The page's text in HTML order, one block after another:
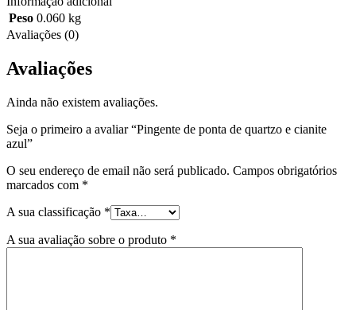
Peso 0.060 kg
Avaliações (0)
Avaliações
Ainda não existem avaliações.
Seja o primeiro a avaliar “Pingente de ponta de quartzo e cianite
azul”
O seu endereço de email não será publicado. Campos obrigatórios
marcados com *
A sua classificação *
A sua avaliação sobre o produto *